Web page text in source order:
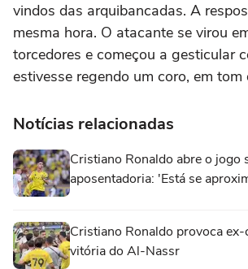
vindos das arquibancadas. A
mesma hora. O atacante se virou
torcedores e começou a gesticular
estivesse regendo um coro, em tom
Notícias relacionadas
Cristiano Ronaldo abre o jogo
aposentadoria: 'Está se
Cristiano Ronaldo provoca
vitória do Al-Nassr